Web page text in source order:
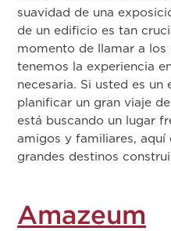
suavidad de una
de un edificio es tan
momento de llamar a
tenemos la experiencia
necesaria. Si usted es
planificar un gran viaje
está buscando un lugar
amigos y familiares, aquí
grandes destinos
Amazeum